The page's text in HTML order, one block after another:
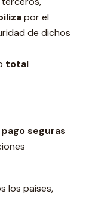
por el
de dichos
total
seguras
los países,